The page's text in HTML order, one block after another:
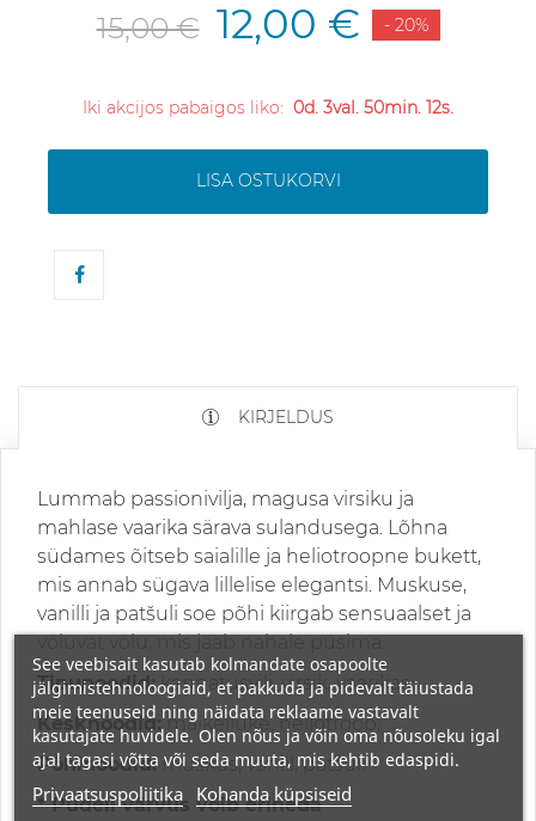
15,00 € 12,00 € - 20%
Iki akcijos pabaigos liko: 0d. 3val. 50min. 12s.
LISA OSTUKORVI
KIRJELDUS
Lummab passionivilja, magusa virsiku ja
mahlase vaarika särava sulandusega. Lõhna
südames õitseb saialille ja heliotroopne bukett,
mis annab sügava lillelise elegantsi. Muskuse,
vanilli ja patšuli soe põhi kiirgab sensuaalset ja
Tipunoodid:kannatusvili, virsik, vaarikas;
Kesknoodid: maikelluke, heliotroop;
Põhinoodid:muskus, vanill, patšuli.
* Pudeli värvus võib erineda
See veebisait kasutab kolmandate osapoolte
jälgimistehnoloogiaid, et pakkuda ja pidevalt täiustada
meie teenuseid ning näidata reklaame vastavalt
kasutajate huvidele. Olen nõus ja võin oma nõusoleku igal
ajal tagasi võtta või seda muuta, mis kehtib edaspidi.
Privaatsuspoliitika Kohanda küpsiseid